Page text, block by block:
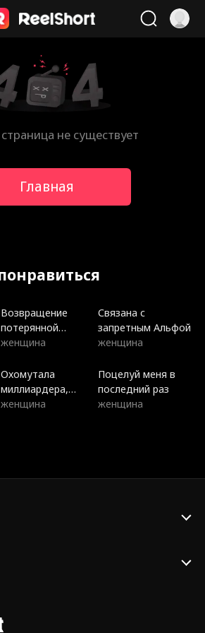
не существует
Главная
Возвращение
потерянной
наследницы
женщина
Связана с
запретным Альфой
женщина
Охомутала
миллиардера,
теперь он мой
женщина
Поцелуй меня в
последний раз
женщина